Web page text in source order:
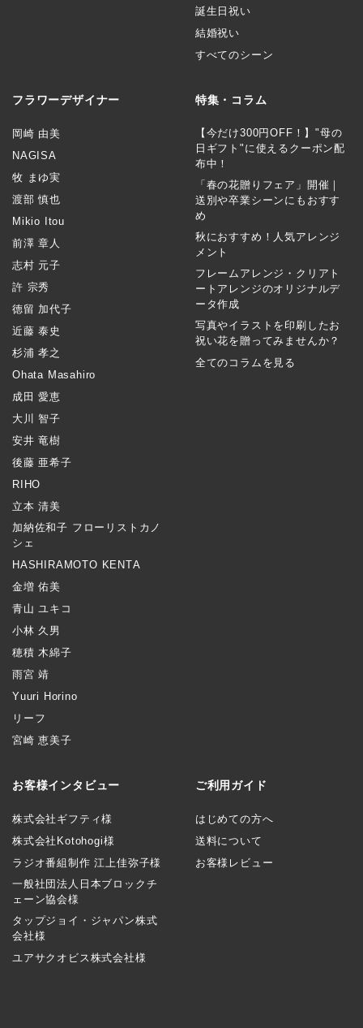
誕生日祝い
結婚祝い
すべてのシーン
フラワーデザイナー
岡崎 由美
NAGISA
牧 まゆ実
渡部 慎也
Mikio Itou
前澤 章人
志村 元子
許 宗秀
徳留 加代子
近藤 泰史
杉浦 孝之
Ohata Masahiro
成田 愛恵
大川 智子
安井 竜樹
後藤 亜希子
RIHO
立本 清美
加納佐和子 フローリストカノ
シェ
HASHIRAMOTO KENTA
金増 佑美
青山 ユキコ
小林 久男
穂積 木綿子
雨宮 靖
Yuuri Horino
リーフ
宮崎 恵美子
特集・コラム
【今だけ300円OFF！】"母の
日ギフト"に使えるクーポン配
布中！
「春の花贈りフェア」開催｜
送別や卒業シーンにもおすす
め
秋におすすめ！人気アレンジ
メント
フレームアレンジ・クリアト
ートアレンジのオリジナルデ
ータ作成
写真やイラストを印刷したお
祝い花を贈ってみませんか？
全てのコラムを見る
お客様インタビュー
株式会社ギフティ様
株式会社Kotohogi様
ラジオ番組制作 江上佳弥子様
一般社団法人日本ブロックチ
ェーン協会様
タップジョイ・ジャパン株式
会社様
ユアサクオビス株式会社様
ご利用ガイド
はじめての方へ
送料について
お客様レビュー